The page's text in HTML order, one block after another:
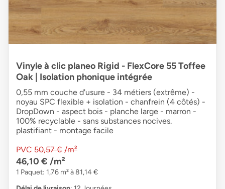
Vinyle à clic planeo Rigid - FlexCore 55 Toffee
Oak | Isolation phonique intégrée
0,55 mm couche d'usure - 34 métiers (extrême) -
noyau SPC flexible + isolation - chanfrein (4 côtés) -
DropDown - aspect bois - planche large - marron -
100% recyclable - sans substances nocives.
plastifiant - montage facile
PVC 50,57 € /m²
46,10 € /m²
1 Paquet: 1,76 m² à 81,14 €